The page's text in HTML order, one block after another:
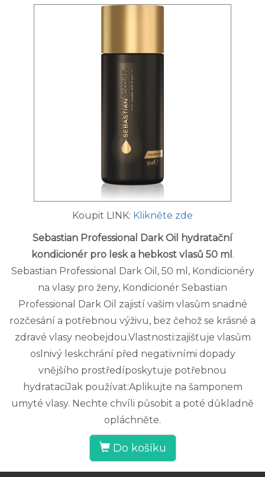
Koupit LINK: Klikněte zde
Sebastian Professional Dark Oil hydratační
kondicionér pro lesk a hebkost vlasů 50 ml .
Sebastian Professional Dark Oil, 50 ml, Kondicionéry
na vlasy pro ženy, Kondicionér Sebastian
Professional Dark Oil zajistí vašim vlasům snadné
rozčesání a potřebnou výživu, bez čehož se krásné a
zdravé vlasy neobejdou.Vlastnosti:zajišťuje vlasům
oslnivý leskchrání před negativními dopady
vnějšího prostředíposkytuje potřebnou
hydrataciJak používat:Aplikujte na šamponem
umyté vlasy. Nechte chvíli působit a poté důkladně
opláchněte.
Do košíku